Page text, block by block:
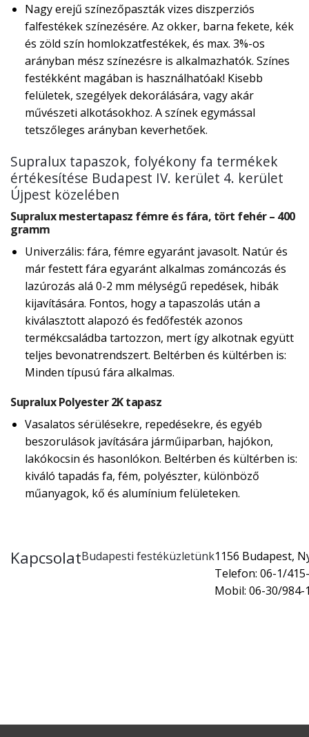
Nagy erejű színezőpaszták vizes diszperziós
falfestékek színezésére. Az okker, barna fekete, kék
és zöld szín homlokzatfestékek, és max. 3%-os
arányban mész színezésre is alkalmazhatók. Színes
festékként magában is használhatóak! Kisebb
felületek, szegélyek dekorálására, vagy akár
művészeti alkotásokhoz. A színek egymással
tetszőleges arányban keverhetőek.
Supralux tapaszok, folyékony fa termékek
értékesítése Budapest IV. kerület 4. kerület
Újpest közelében
Supralux mestertapasz fémre és fára, tört fehér – 400
gramm
Univerzális: fára, fémre egyaránt javasolt. Natúr és
már festett fára egyaránt alkalmas zománcozás és
lazúrozás alá 0-2 mm mélységű repedések, hibák
kijavítására. Fontos, hogy a tapaszolás után a
kiválasztott alapozó és fedőfesték azonos
termékcsaládba tartozzon, mert így alkotnak együtt
teljes bevonatrendszert. Beltérben és kültérben is:
Minden típusú fára alkalmas.
Supralux Polyester 2K tapasz
Vasalatos sérülésekre, repedésekre, és egyéb
beszorulások javítására járműiparban, hajókon,
lakókocsin és hasonlókon. Beltérben és kültérben is:
kiváló tapadás fa, fém, polyészter, különböző
műanyagok, kő és alumínium felületeken.
KapcsolatBudapesti festéküzletünk1156 Budapest,
Telefon: 06-1/
Mobil: 06-30/984-